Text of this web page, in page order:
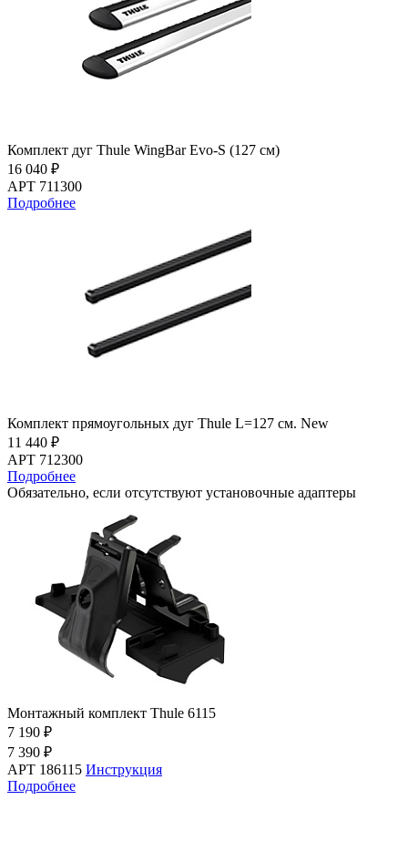
Комплект дуг Thule WingBar Evo-S (127 см)
16 040 ₽
АРТ 711300
Подробнее
Комплект прямоугольных дуг Thule L=127 см. New
11 440 ₽
АРТ 712300
Подробнее
Обязательно, если отсутствуют установочные адаптеры
Монтажный комплект Thule 6115
7 190 ₽
7 390 ₽
АРТ 186115 Инструкция
Подробнее